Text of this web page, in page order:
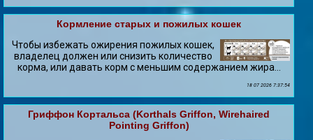
Кормление старых и пожилых кошек
Чтобы избежать ожирения пожилых кошек,
владелец должен или снизить количество
корма, или давать корм с меньшим содержанием жира...
18 07 2026 7:37:54
Гриффон Кортальса (Korthals Griffon, Wirehaired
Pointing Griffon)